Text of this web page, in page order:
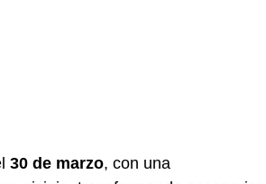
30 de marzo, con una